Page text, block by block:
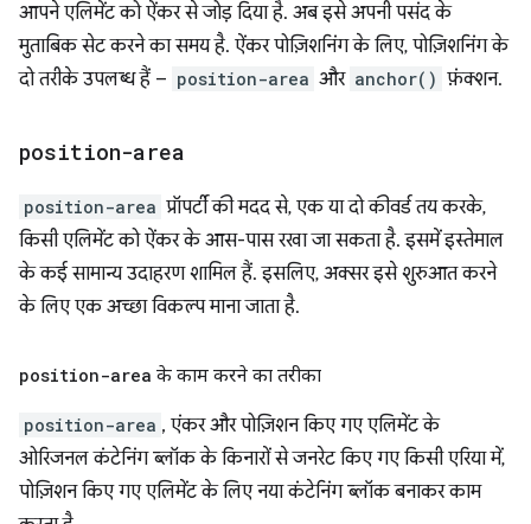
आपने एलिमेंट को ऐंकर से जोड़ दिया है. अब इसे अपनी पसंद के
मुताबिक सेट करने का समय है. ऐंकर पोज़िशनिंग के लिए, पोज़िशनिंग के
दो तरीके उपलब्ध हैं – position-area और anchor() फ़ंक्शन.
position-area
position-area प्रॉपर्टी की मदद से, एक या दो कीवर्ड तय करके,
किसी एलिमेंट को ऐंकर के आस-पास रखा जा सकता है. इसमें इस्तेमाल
के कई सामान्य उदाहरण शामिल हैं. इसलिए, अक्सर इसे शुरुआत करने
के लिए एक अच्छा विकल्प माना जाता है.
position-area के काम करने का तरीका
position-area , एंकर और पोज़िशन किए गए एलिमेंट के
ओरिजनल कंटेनिंग ब्लॉक के किनारों से जनरेट किए गए किसी एरिया में,
पोज़िशन किए गए एलिमेंट के लिए नया कंटेनिंग ब्लॉक बनाकर काम